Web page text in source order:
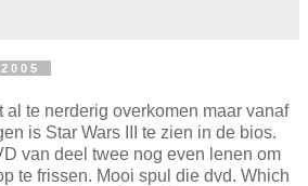
te nerderig overkomen maar vanaf
is Star Wars III te zien in de bios.
van deel twee nog even lenen om
te frissen. Mooi spul die dvd. Which